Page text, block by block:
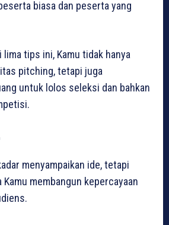
biasa dan peserta yang
lima tips ini, Kamu tidak hanya
pitching, tetapi juga
untuk lolos seleksi dan bahkan
menyampaikan ide, tetapi
membangun kepercayaan